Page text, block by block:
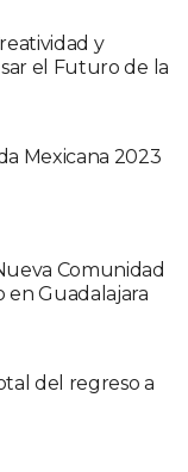
y
el Futuro de la
Mexicana 2023
Comunidad
en Guadalajara
del regreso a